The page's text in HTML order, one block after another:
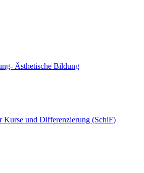
Ästhetische Bildung
Kurse und Differenzierung (SchiF)